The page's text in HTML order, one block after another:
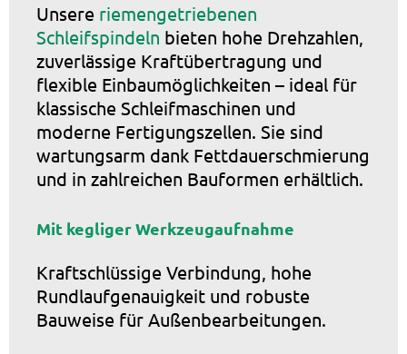
Unsere riemengetriebenen
Schleifspindeln bieten hohe Drehzahlen,
zuverlässige Kraftübertragung und
flexible Einbaumöglichkeiten – ideal für
klassische Schleifmaschinen und
moderne Fertigungszellen. Sie sind
wartungsarm dank Fettdauerschmierung
und in zahlreichen Bauformen erhältlich.
Mit kegliger Werkzeugaufnahme
Kraftschlüssige Verbindung, hohe
Rundlaufgenauigkeit und robuste
Bauweise für Außenbearbeitungen.